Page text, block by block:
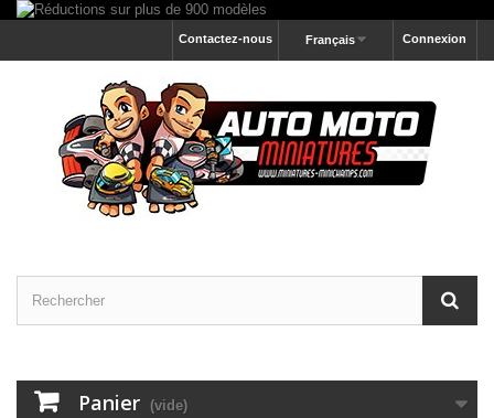
Connexion
Français
Contactez-nous
Panier (vide)